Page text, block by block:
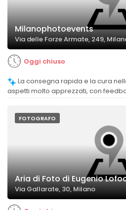
Milanophotoevents
Via delle Forze Armate, 249,
Oggi chiuso
aspetti molto apprezzati, con
FOTOGRAFO
Aria di Foto di Eugenio
Via Gallarate, 30, Milano